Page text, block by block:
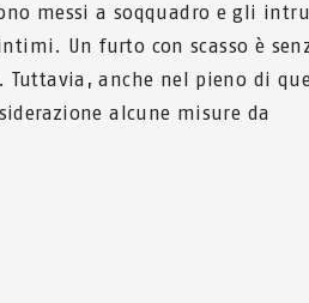
messi a soqquadro e gli
Un furto con scasso è
Tuttavia, anche nel pieno di
alcune misure da